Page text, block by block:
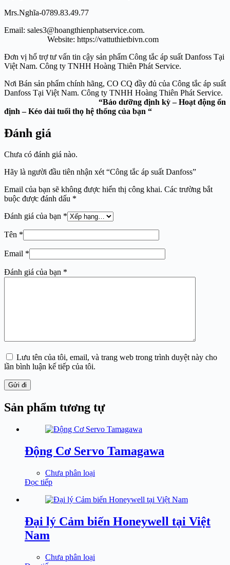
Mrs.Nghĩa-0789.83.49.77
Email: sales3@hoangthienphatservice.com.
Website: https://vattuthietbivn.com
Đơn vị hổ trợ tư vấn tin cậy sản phẩm Công tắc áp suất Danfoss Tại
Việt Nam. Công ty TNHH Hoàng Thiên Phát Service.
Nơi Bán sản phẩm chính hãng, CO CQ đầy đủ của Công tắc áp suất
Danfoss Tại Việt Nam. Công ty TNHH Hoàng Thiên Phát Service.
“Bảo dưỡng định kỳ – Hoạt động ổn
định – Kéo dài tuổi thọ hệ thống của bạn “
Đánh giá
Chưa có đánh giá nào.
Hãy là người đầu tiên nhận xét “Công tắc áp suất Danfoss”
Email của bạn sẽ không được hiển thị công khai. Các trường bắt
buộc được đánh dấu *
Đánh giá của bạn *
Tên *
Email *
Đánh giá của bạn *
Lưu tên của tôi, email, và trang web trong trình duyệt này cho
lần bình luận kế tiếp của tôi.
Gửi đi
Sản phẩm tương tự
Động Cơ Servo Tamagawa
Chưa phân loại
Đọc tiếp
Đại lý Cảm biến Honeywell tại Việt
Nam
Chưa phân loại